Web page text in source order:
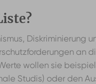
Diskriminierung
an
wollen sie
Studis) oder den